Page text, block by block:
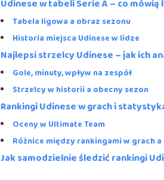
Udinese w tabeli Serie A – co mówią
Tabela ligowa a obraz sezonu
Historia miejsca Udinese w lidze
Najlepsi strzelcy Udinese – jak ich
Gole, minuty, wpływ na zespół
Strzelcy w historii a obecny sezon
Rankingi Udinese w grach i
Oceny w Ultimate Team
Różnice między rankingami w grach
Jak samodzielnie śledzić rankingi